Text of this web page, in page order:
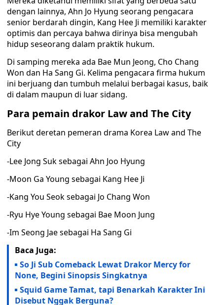
dengan lainnya, Ahn Jo Hyung seorang pengacara
senior berdarah dingin, Kang Hee Ji memiliki karakter
optimis dan percaya bahwa dirinya bisa mengubah
hidup seseorang dalam praktik hukum.
Di samping mereka ada Bae Mun Jeong, Cho Chang
Won dan Ha Sang Gi. Kelima pengacara firma hukum
ini berjuang dan tumbuh melalui berbagai kasus, baik
di dalam maupun di luar sidang.
Para pemain drakor Law and The City
Berikut deretan pemeran drama Korea Law and The
City
-Lee Jong Suk sebagai Ahn Joo Hyung
-Moon Ga Young sebagai Kang Hee Ji
-Kang You Seok sebagai Jo Chang Won
-Ryu Hye Young sebagai Bae Moon Jung
-Im Seong Jae sebagai Ha Sang Gi
Baca Juga:
So Ji Sub Comeback Lewat Drakor Mercy for
None, Begini Sinopsis Singkatnya
Squid Game Tamat, tapi Benarkah Karakter Ini
Disebut Nggak Berguna?